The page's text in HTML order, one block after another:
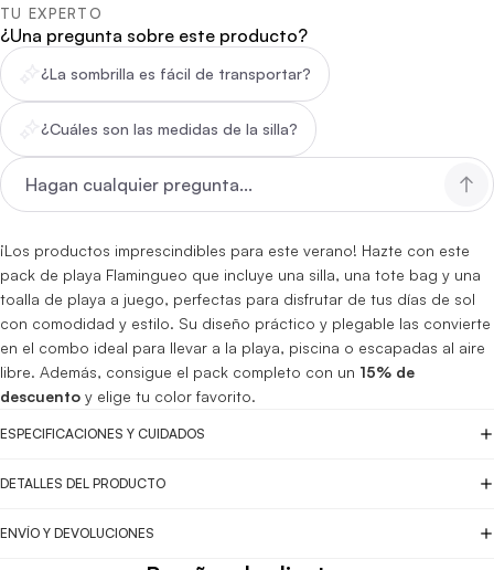
TU EXPERTO
¿Una pregunta sobre este producto?
¿La sombrilla es fácil de transportar?
¿Cuáles son las medidas de la silla?
¡Los productos imprescindibles para este verano! Hazte con este
pack de playa Flamingueo que incluye una silla, una tote bag y una
toalla de playa a juego, perfectas para disfrutar de tus días de sol
con comodidad y estilo. Su diseño práctico y plegable las convierte
en el combo ideal para llevar a la playa, piscina o escapadas al aire
libre. Además, consigue el pack completo con un 15% de
descuento y elige tu color favorito.
ESPECIFICACIONES Y CUIDADOS
DETALLES DEL PRODUCTO
ENVÍO Y DEVOLUCIONES